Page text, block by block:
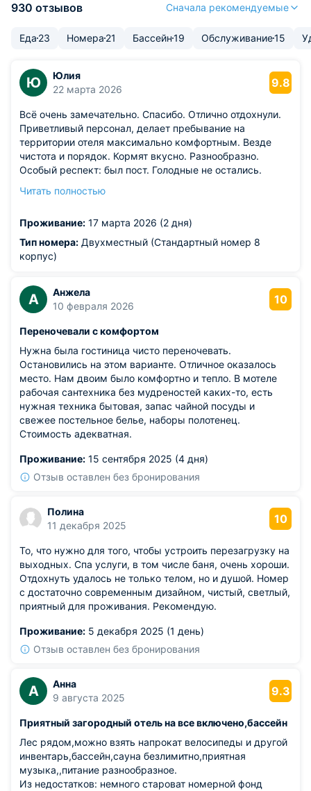
930 отзывов Сначала рекомендуемые
Еда 23 Номера 21 Бассейн19 Обслуживание15
Ю
Юлия
22 марта 2026
9.8
Всё очень замечательно. Спасибо. Отлично отдохнули.
Приветливый персонал, делает пребывание на
территории отеля максимально комфортным. Везде
чистота и порядок. Кормят вкусно. Разнообразно.
Особый респект: был пост. Голодные не остались.
Супер!!!!Рекомендую всем. И сами хотим снова
Читать полностью
Проживание: 17 марта 2026 (2 дня)
Тип номера: Двухместный (Стандартный номер 8
корпус)
А
Анжела
10 февраля 2026
10
Переночевали с комфортом
Нужна была гостиница чисто переночевать.
Остановились на этом варианте. Отличное оказалось
место. Нам двоим было комфортно и тепло. В мотеле
рабочая сантехника без мудреностей каких-то, есть
нужная техника бытовая, запас чайной посуды и
свежее постельное белье, наборы полотенец.
Стоимость адекватная.
Проживание: 15 сентября 2025 (4 дня)
Отзыв оставлен без бронирования
Полина
11 декабря 2025
10
То, что нужно для того, чтобы устроить перезагрузку на
выходных. Спа услуги, в том числе баня, очень хороши.
Отдохнуть удалось не только телом, но и душой. Номер
с достаточно современным дизайном, чистый, светлый,
приятный для проживания. Рекомендую.
Проживание: 5 декабря 2025 (1 день)
Отзыв оставлен без бронирования
А
Анна
9 августа 2025
9.3
Приятный загородный отель на все включено,бассейн
Лес рядом,можно взять напрокат велосипеды и другой
инвентарь,бассейн,сауна безлимитно,приятная
музыка,,питание разнообразное.
Из недостатков: немного староват номерной фонд